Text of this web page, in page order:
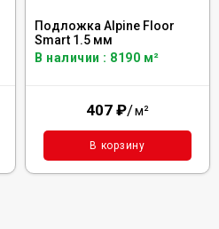
Подложка Alpine Floor
Smart 1.5 мм
В наличии : 8190 м²
407 ₽/м²
В корзину